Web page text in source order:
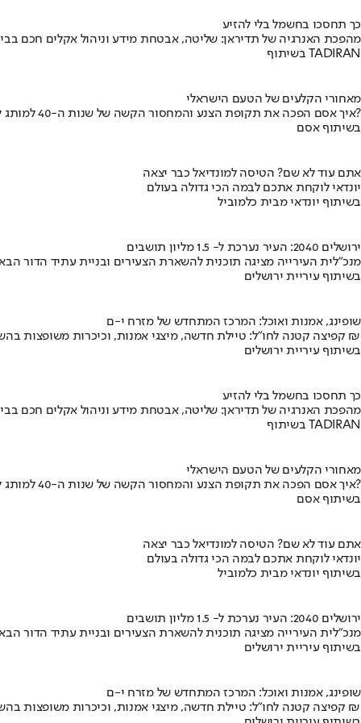
כך תחסכו בחשמל בלי להזיע
מהפכת האנרגיה של תדיראן: שליטה, אבטחת מידע וניהול אקלים חכם
בשיתוף TADIRAN
מאחורי הקלעים של הטעם הישראלי
איך אסם הפכה את תקופת הצנע והמחסור הקשה של שנות ה-40 למותג לאומי?
בשיתוף אסם
אתם עוד לא שם? הטיסה למונדיאל כבר יצאה
יונדאי לוקחת אתכם לבמה הכי גדולה בעולם
בשיתוף יונדאי מבית כלמוביל
ירושלים 2040: העיר נערכת ל- 1.5 מליון תושבים
מנכ"לית העירייה מציגה תוכנית להשארת הצעירים ובניית עתיד הדור
בשיתוף עיריית ירושלים
שופינג, אמנות ואוכל: המרכז המתחדש של מזרח י-ם
קפיצה קטנה לחו"ל: טיילת חדשה, מיצגי אמנות, וכיכרות משופצות בהשקעה של 100 מיליון ₪
בשיתוף עיריית ירושלים
כך תחסכו בחשמל בלי להזיע
מהפכת האנרגיה של תדיראן: שליטה, אבטחת מידע וניהול אקלים חכם
בשיתוף TADIRAN
מאחורי הקלעים של הטעם הישראלי
איך אסם הפכה את תקופת הצנע והמחסור הקשה של שנות ה-40 למותג לאומי?
בשיתוף אסם
אתם עוד לא שם? הטיסה למונדיאל כבר יצאה
יונדאי לוקחת אתכם לבמה הכי גדולה בעולם
בשיתוף יונדאי מבית כלמוביל
ירושלים 2040: העיר נערכת ל- 1.5 מליון תושבים
מנכ"לית העירייה מציגה תוכנית להשארת הצעירים ובניית עתיד הדור
בשיתוף עיריית ירושלים
שופינג, אמנות ואוכל: המרכז המתחדש של מזרח י-ם
קפיצה קטנה לחו"ל: טיילת חדשה, מיצגי אמנות, וכיכרות משופצות בהשקעה של 100 מיליון ₪